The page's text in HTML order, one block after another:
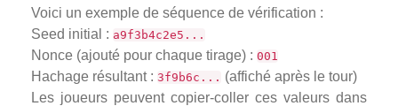
Voici un exemple de séquence de vérification :
Seed initial : a9f3b4c2e5...
Nonce (ajouté pour chaque tirage) : 001
Hachage résultant : 3f9b6c... (affiché après le tour)
Les joueurs peuvent copier‑coller ces valeurs dans